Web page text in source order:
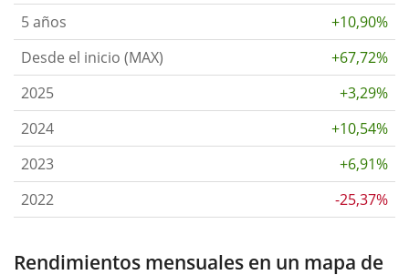
5 años
+10,90%
Desde el inicio (MAX)
+67,72%
2025
+3,29%
2024
+10,54%
2023
+6,91%
2022
-25,37%
Rendimientos mensuales en un mapa de